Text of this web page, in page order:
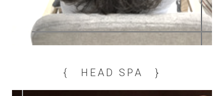
{ HEAD SPA }